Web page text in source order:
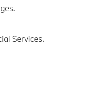
Services.